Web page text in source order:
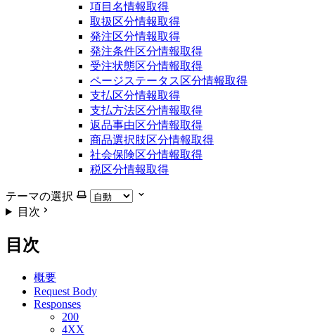
項目名情報取得
取扱区分情報取得
発注区分情報取得
発注条件区分情報取得
受注状態区分情報取得
ページステータス区分情報取得
支払区分情報取得
支払方法区分情報取得
返品事由区分情報取得
商品選択肢区分情報取得
社会保険区分情報取得
税区分情報取得
テーマの選択
目次
目次
概要
Request Body
Responses
200
4XX